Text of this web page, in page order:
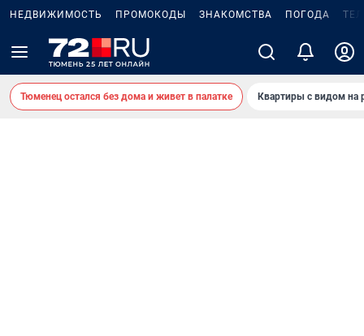
НЕДВИЖИМОСТЬ ПРОМОКОДЫ ЗНАКОМСТВА ПОГОДА
Тюменец остался без дома и живет в палатке Квартиры с видом на